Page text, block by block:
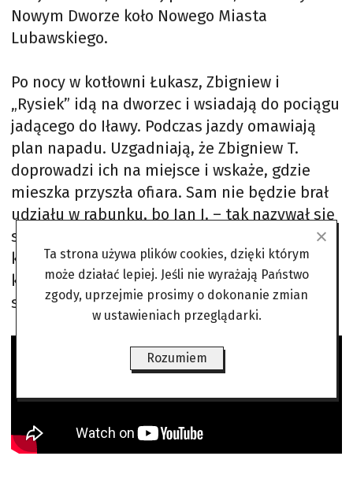
Nowym Dworze koło Nowego Miasta
Lubawskiego.
Po nocy w kotłowni Łukasz, Zbigniew i
„Rysiek” idą na dworzec i wsiadają do pociągu
jadącego do Iławy. Podczas jazdy omawiają
plan napadu. Uzgadniają, że Zbigniew T.
doprowadzi ich na miejsce i wskaże, gdzie
mieszka przyszła ofiara. Sam nie będzie brał
udziału w rabunku, bo Jan J. – tak nazywał się
samotny rolnik – zna go osobiście. Mówi
kompanom, że J. może mieć około 200 tys. zł,
które przechowuje w metalowej kasetce
stojącej na szafie.
Ta strona używa plików cookies, dzięki którym
może działać lepiej. Jeśli nie wyrażają Państwo
zgody, uprzejmie prosimy o dokonanie zmian
w ustawieniach przeglądarki.
Rozumiem